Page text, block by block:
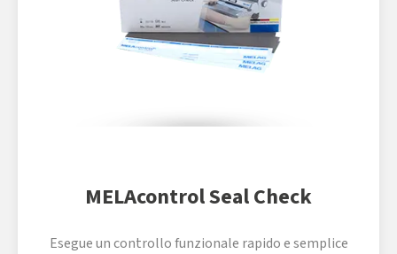
MELAcontrol Seal Check
Esegue un controllo funzionale rapido e semplice